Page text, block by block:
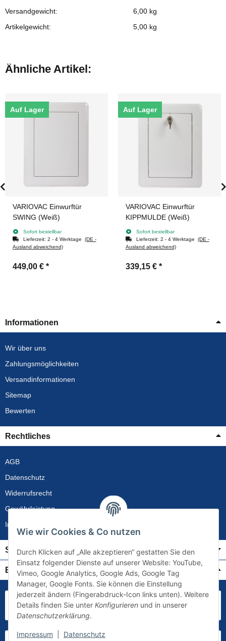
Versandgewicht:
6,00 kg
Artikelgewicht:
5,00 kg
Ähnliche Artikel:
Auf Lager
VARIOVAC Einwurftür
SWING (Weiß)
Sofort bestellbar
Lieferzeit: 2 - 4 Werktage (DE -
Ausland abweichend)
449,00 € *
Auf Lager
VARIOVAC Einwurftür
KIPPMULDE (Weiß)
Sofort bestellbar
Lieferzeit: 2 - 4 Werktage (DE -
Ausland abweichend)
339,15 € *
Informationen
Wir über uns
Zahlungsmöglichkeiten
Versandinformationen
Sitemap
Bewerten
Rechtliches
AGB
Datenschutz
Widerrufsrecht
Gewährleistung
Impressum
Service
Bezahlung & Versand
Wie wir Cookies & Co nutzen
Durch Klicken auf „Alle akzeptieren“ gestatten Sie den
Einsatz folgender Dienste auf unserer Website: YouTube,
Vimeo, Google Analytics, Google Ads, Google Tag
Manager, Google Fonts. Sie können die Einstellung
jederzeit ändern (Fingerabdruck-Icon links unten). Weitere
Details finden Sie unter Konfigurieren und in unserer
Datenschutzerklärung.
Impressum Datenschutz